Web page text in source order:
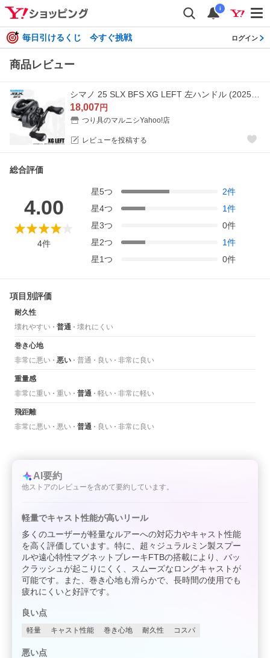
i
毎日引けるくじ 今すぐ挑戦 ログイン
商品レビュー
18,007円
つり具のマルニシYahoo!店
レビューを投稿する
総合評価
4.00
4件
星5つ 2件
星4つ 1件
星3つ 0件
星2つ 1件
星1つ 0件
項目別評価
耐久性
壊れやすい
普通 壊れにくい
巻き心地
非常に悪い
悪い 普通 良い 非常に良い
重量感
非常に重い
重い 普通 軽い 非常に軽い
飛距離
非常に悪い
悪い 普通 良い 非常に良い
AI要約
他ストアのレビューを含めて要約しています。
軽量でキャスト性能が高いリール
多くのユーザーが軽量なルアーへの対応力やキャスト性能
を高く評価しています。特に、超々ジュラルミン製スプー
ルや遠心特性マグネットブレーキFTBの搭載により、バッ
クラッシュが起こりにくく、スムーズなロングキャストが
可能です。また、巻き心地も滑らかで、長時間の使用でも
疲れにくいと好評です。
良い点
軽量 キャスト性能 巻き心地 耐久性 コスパ
悪い点